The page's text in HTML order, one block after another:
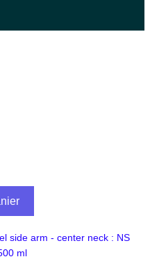
side arm - center neck : NS
ml